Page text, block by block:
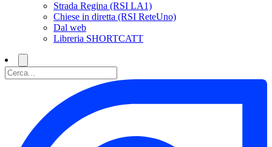
Strada Regina (RSI LA1)
Chiese in diretta (RSI ReteUno)
Dal web
Libreria SHORTCATT